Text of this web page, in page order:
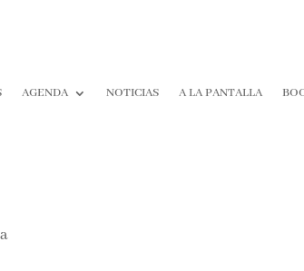
AGENDA NOTICIAS A LA PANTALLA